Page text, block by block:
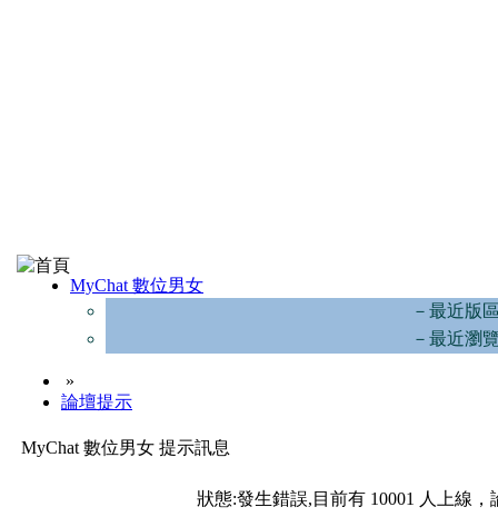
MyChat 數位男女
－最近版
－最近瀏
»
論壇提示
MyChat 數位男女 提示訊息
狀態:發生錯誤,目前有 10001 人上線